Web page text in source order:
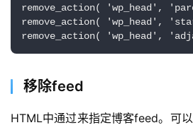
remove_action( 'wp_head',
remove_action( 'wp_head',
remove_action( 'wp_head',
移除feed
HTML中通过来指定博客feed。可